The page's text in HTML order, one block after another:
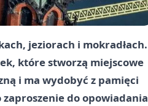
jeziorach i mokradłach.
które stworzą miejscowe
i ma wydobyć z pamięci
do opowiadania